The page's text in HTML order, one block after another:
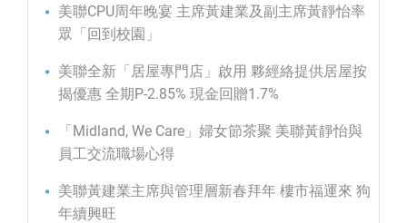
美聯CPU周年晚宴 主席黃建業及副主席黃靜怡率
眾「回到校園」
美聯全新「居屋專門店」啟用 夥經絡提供居屋按
揭優惠 全期P-2.85% 現金回贈1.7%
「Midland, We Care」婦女節茶聚 美聯黃靜怡與
員工交流職場心得
美聯黃建業主席與管理層新春拜年 樓市福運來 狗
年續興旺